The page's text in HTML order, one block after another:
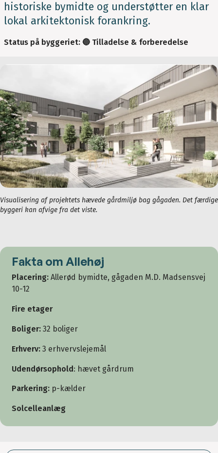
historiske bymidte og understøtter en klar
lokal arkitektonisk forankring.
Status på byggeriet: 🔵 Tilladelse & forberedelse
Visualisering af projektets hævede gårdmiljø bag gågaden. Det færdige
byggeri kan afvige fra det viste.
Fakta om Allehøj
Placering: Allerød bymidte, gågaden M.D. Madsensvej
10-12
Fire etager
Boliger: 32 boliger
Erhverv: 3 erhvervslejemål
Udendørsophold: hævet gårdrum
Parkering: p-kælder
Solcelleanlæg